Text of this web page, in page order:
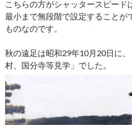
こちらの方がシャッタースピード
最小まで無段階で設定することが
ものなのです。
秋の遠足は昭和29年10月20日に
村、国分寺等見学」でした。